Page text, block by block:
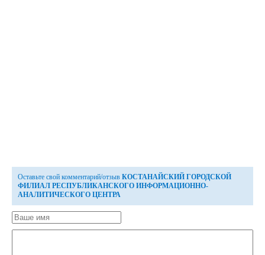
Оставьте свой комментарий/отзыв КОСТАНАЙСКИЙ ГОРОДСКОЙ
ФИЛИАЛ РЕСПУБЛИКАНСКОГО ИНФОРМАЦИОННО-
АНАЛИТИЧЕСКОГО ЦЕНТРА